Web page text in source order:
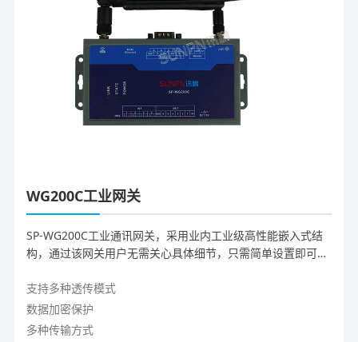
WG200C工业网关
SP-WG200C工业通讯网关，采用业内工业级高性能嵌入式结
构，通过该网关用户无需关心具体细节，只需简单设置即可实
据交换。
支持多种透传模式
数据加密保护
多种传输方式